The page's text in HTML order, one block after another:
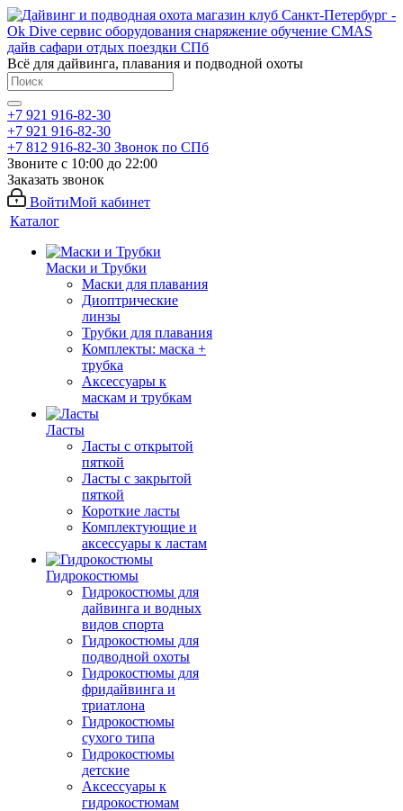
Всё для дайвинга, плавания и подводной охоты
+7 921 916-82-30
+7 921 916-82-30
+7 812 916-82-30 Звонок по СПб
Звоните с 10:00 до 22:00
Заказать звонок
ВойтиМой кабинет
Каталог
Маски и Трубки
Маски для плавания
Диоптрические
линзы
Трубки для плавания
Комплекты: маска +
трубка
Аксессуары к
маскам и трубкам
Ласты
Ласты с открытой
пяткой
Ласты с закрытой
пяткой
Короткие ласты
Комплектующие и
аксессуары к ластам
Гидрокостюмы
Гидрокостюмы для
дайвинга и водных
видов спорта
Гидрокостюмы для
подводной охоты
Гидрокостюмы для
фридайвинга и
триатлона
Гидрокостюмы
сухого типа
Гидрокостюмы
детские
Аксессуары к
гидрокостюмам